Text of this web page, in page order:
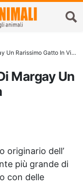
Gatto In Via D’Estinzione
Margay Un
originario dell’
più grande di
con delle